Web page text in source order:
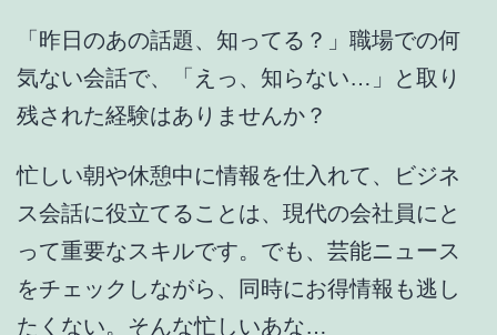
「昨日のあの話題、知ってる？」職場での何
気ない会話で、「えっ、知らない…」と取り
残された経験はありませんか？
忙しい朝や休憩中に情報を仕入れて、ビジネ
ス会話に役立てることは、現代の会社員にと
って重要なスキルです。でも、芸能ニュース
をチェックしながら、同時にお得情報も逃し
たくない。そんな忙しいあな…